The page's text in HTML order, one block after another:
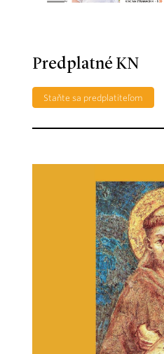
Predplatné KN
Staňte sa predplatiteľom